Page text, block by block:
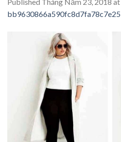
bb9630866a590fc8d7fa78c7e25